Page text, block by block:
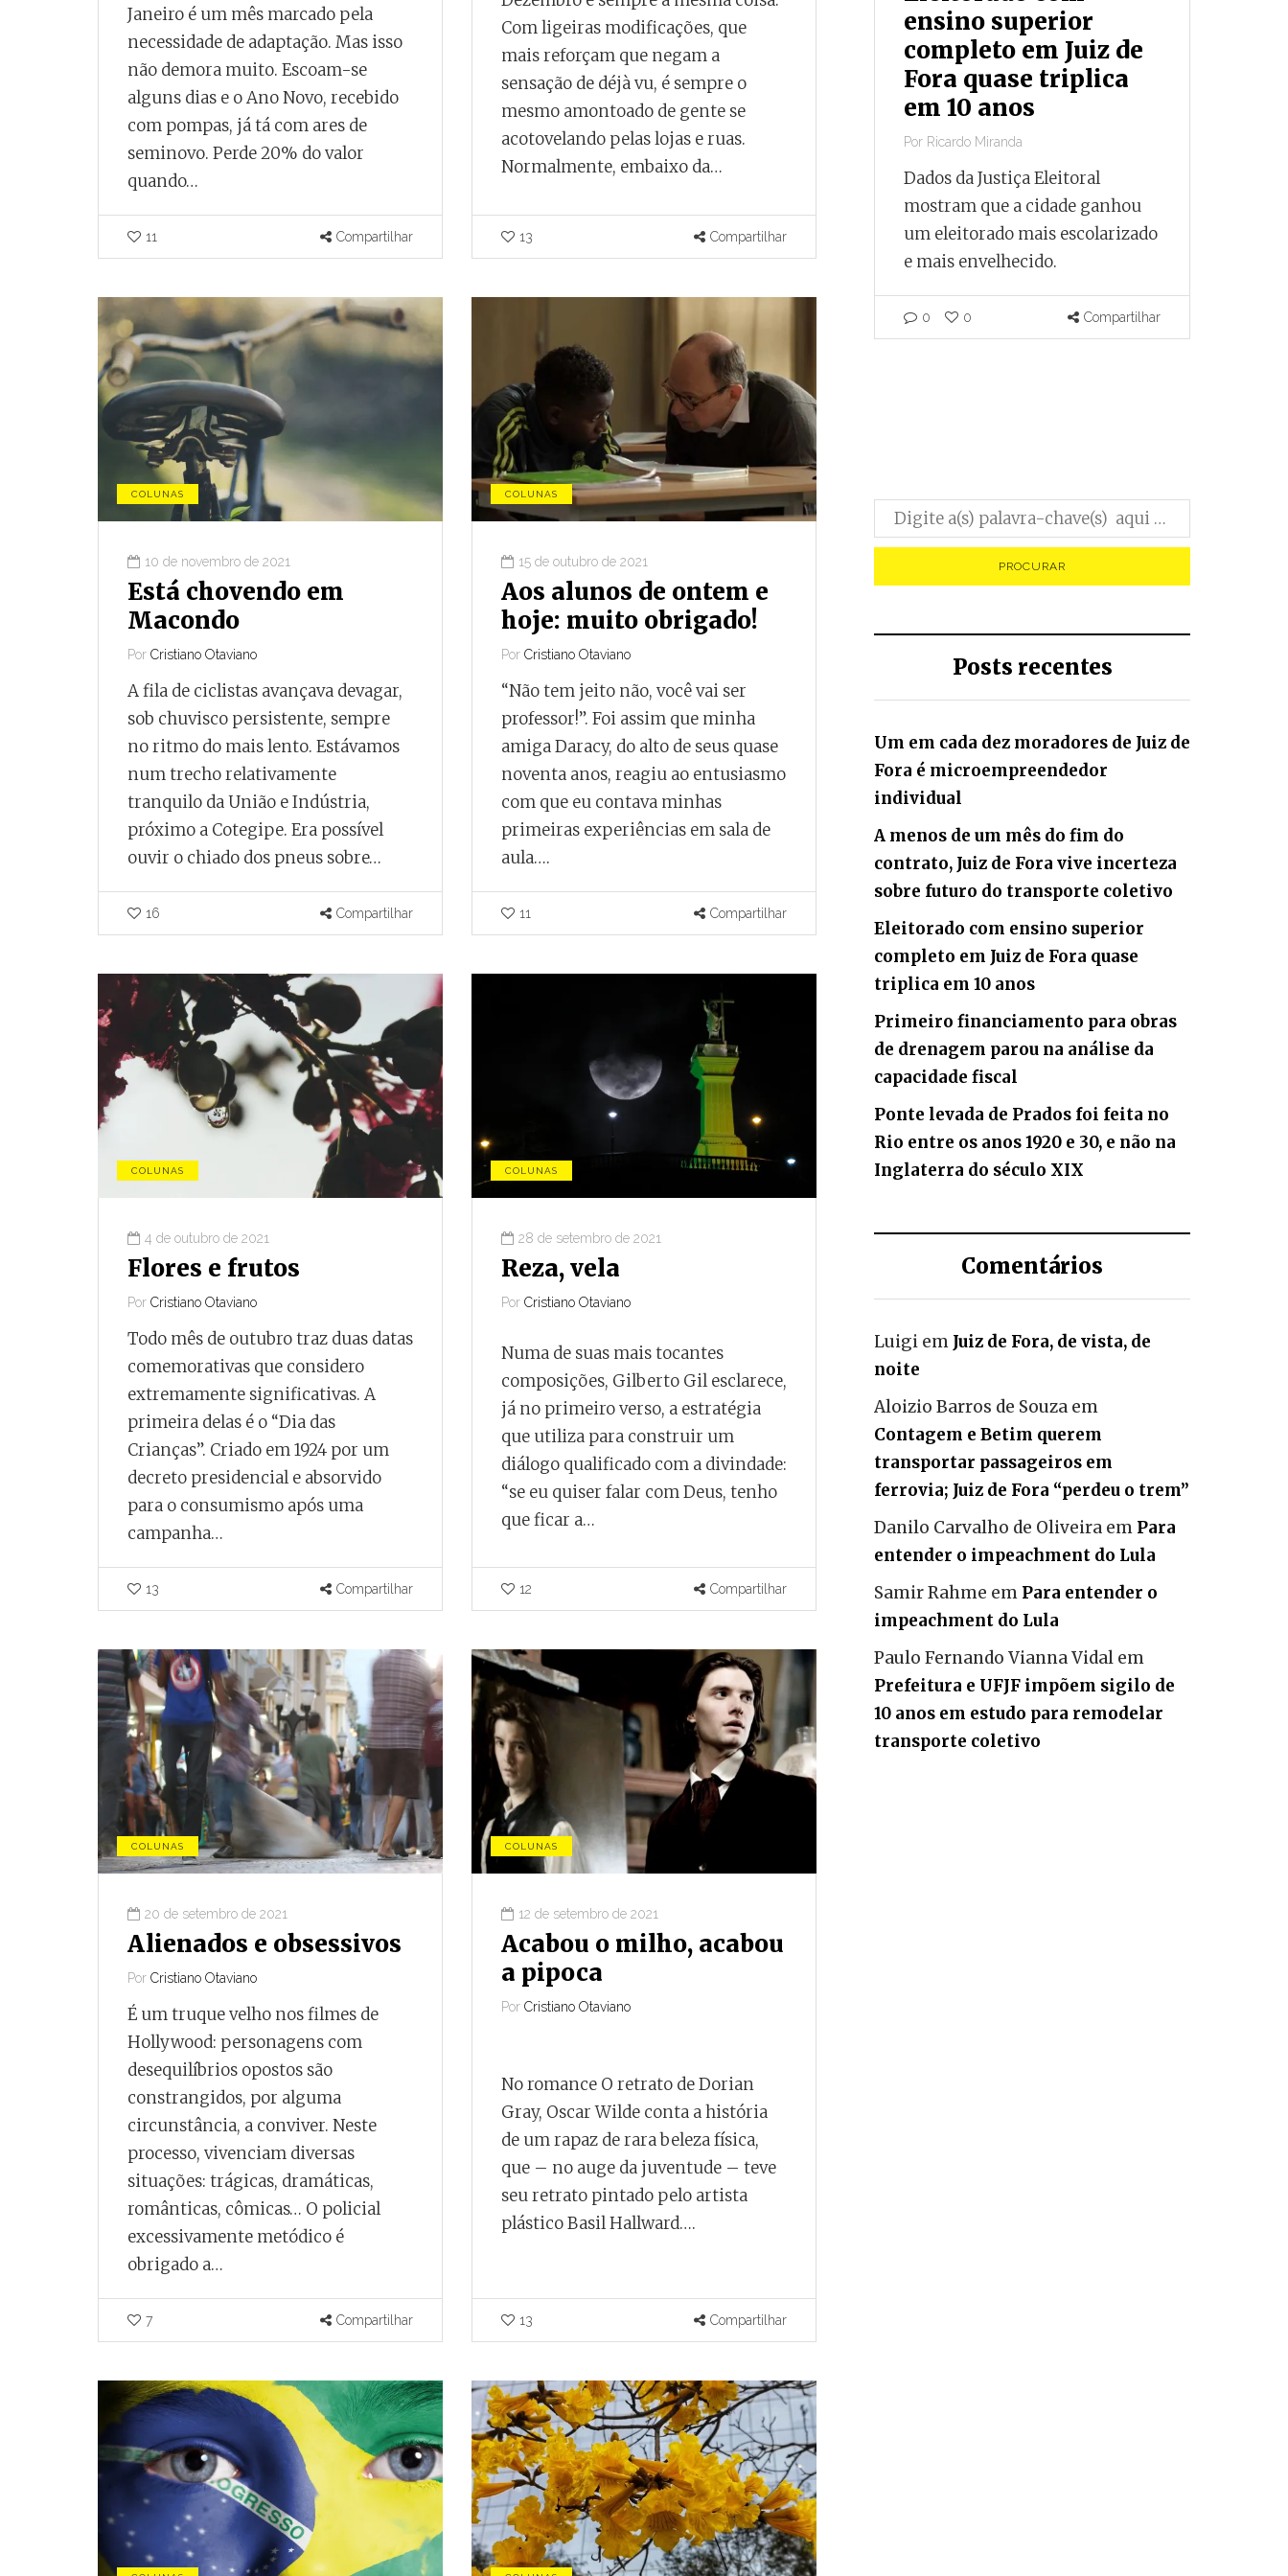
Janeiro é um mês marcado pela
necessidade de adaptação. Mas isso
não demora muito. Escoam-se
alguns dias e o Ano Novo, recebido
com pompas, já tá com ares de
seminovo. Perde 20% do valor
quando…
11 Compartilhar
Com ligeiras modificações, que
mais reforçam que negam a
sensação de déjà vu, é sempre o
mesmo amontoado de gente se
acotovelando pelas lojas e ruas.
Normalmente, embaixo da…
13 Compartilhar
COLUNAS
10 de novembro de 2021
Está chovendo em
Macondo
Por Cristiano Otaviano
A fila de ciclistas avançava devagar,
sob chuvisco persistente, sempre
no ritmo do mais lento. Estávamos
num trecho relativamente
tranquilo da União e Indústria,
próximo a Cotegipe. Era possível
ouvir o chiado dos pneus sobre…
16 Compartilhar
COLUNAS
15 de outubro de 2021
Aos alunos de ontem e
hoje: muito obrigado!
Por Cristiano Otaviano
“Não tem jeito não, você vai ser
professor!”. Foi assim que minha
amiga Daracy, do alto de seus quase
noventa anos, reagiu ao entusiasmo
com que eu contava minhas
primeiras experiências em sala de
aula….
11 Compartilhar
COLUNAS
4 de outubro de 2021
Flores e frutos
Por Cristiano Otaviano
Todo mês de outubro traz duas datas
comemorativas que considero
extremamente significativas. A
primeira delas é o “Dia das
Crianças”. Criado em 1924 por um
decreto presidencial e absorvido
para o consumismo após uma
campanha…
13 Compartilhar
COLUNAS
28 de setembro de 2021
Reza, vela
Por Cristiano Otaviano
Numa de suas mais tocantes
composições, Gilberto Gil esclarece,
já no primeiro verso, a estratégia
que utiliza para construir um
diálogo qualificado com a divindade:
“se eu quiser falar com Deus, tenho
que ficar a…
12 Compartilhar
COLUNAS
20 de setembro de 2021
Alienados e obsessivos
Por Cristiano Otaviano
É um truque velho nos filmes de
Hollywood: personagens com
desequilíbrios opostos são
constrangidos, por alguma
circunstância, a conviver. Neste
processo, vivenciam diversas
situações: trágicas, dramáticas,
românticas, cômicas… O policial
excessivamente metódico é
obrigado a…
7 Compartilhar
COLUNAS
12 de setembro de 2021
Acabou o milho, acabou
a pipoca
Por Cristiano Otaviano
No romance O retrato de Dorian
Gray, Oscar Wilde conta a história
de um rapaz de rara beleza física,
que – no auge da juventude – teve
seu retrato pintado pelo artista
plástico Basil Hallward….
13 Compartilhar
foi feita no
os anos
e 30, e não na
do século
a hipótese mais provável
estrutura tenha sido
de Medeiros, no
de Dentro, no Rio de
Compartilhar
moradores de Juiz de
Fora é
microempreendedor
individual
O Pharol
Enquanto Minas Gerais registra
mil habitantes, Juiz de Fora
alcança 104,78 por mil
0 0
do fim do contrato,
Juiz de Fora vive
incerteza sobre
futuro do transporte
coletivo
PorRicardo Miranda
prosseguir com a licitação
superam os prejuízos
ensino superior
completo em Juiz de
Fora quase triplica
em 10 anos
Por Ricardo Miranda
Dados da Justiça Eleitoral
mostram que a cidade ganhou
um eleitorado mais escolarizado
e mais envelhecido.
0 0 Compartilhar
Posts recentes
Um em cada dez moradores de Juiz de
Fora é microempreendedor
individual
A menos de um mês do fim do
contrato, Juiz de Fora vive incerteza
sobre futuro do transporte coletivo
Eleitorado com ensino superior
completo em Juiz de Fora quase
triplica em 10 anos
Primeiro financiamento para obras
de drenagem parou na análise da
capacidade fiscal
Ponte levada de Prados foi feita no
Rio entre os anos 1920 e 30, e não na
Inglaterra do século XIX
Comentários
Luigi em Juiz de Fora, de vista, de
noite
Aloizio Barros de Souza em
Contagem e Betim querem
transportar passageiros em
ferrovia; Juiz de Fora “perdeu o trem”
Danilo Carvalho de Oliveira em Para
entender o impeachment do Lula
Samir Rahme em Para entender o
impeachment do Lula
Paulo Fernando Vianna Vidal em
Prefeitura e UFJF impõem sigilo de
10 anos em estudo para remodelar
transporte coletivo